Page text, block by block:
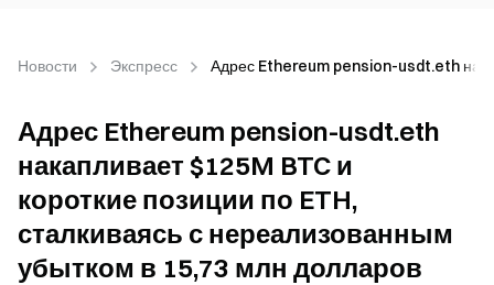
Новости Экспресс Адрес Ethereum pension-usdt.eth
Адрес Ethereum pension-usdt.eth
накапливает $125M BTC и
короткие позиции по ETH,
сталкиваясь с нереализованным
убытком в 15,73 млн долларов